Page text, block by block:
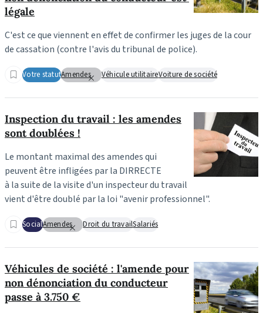
légale
C'est ce que viennent en effet de confirmer les juges de la cour
de cassation (contre l'avis du tribunal de police).
Votre statutAmendes Véhicule utilitaireVoiture de société
Inspection du travail : les amendes
sont doublées !
Le montant maximal des amendes qui
peuvent être infligées par la DIRRECTE
à la suite de la visite d'un inspecteur du travail
vient d'être doublé par la loi "avenir professionnel".
SocialAmendes Droit du travailSalariés
Véhicules de société : l'amende pour
non dénonciation du conducteur
passe à 3.750 €